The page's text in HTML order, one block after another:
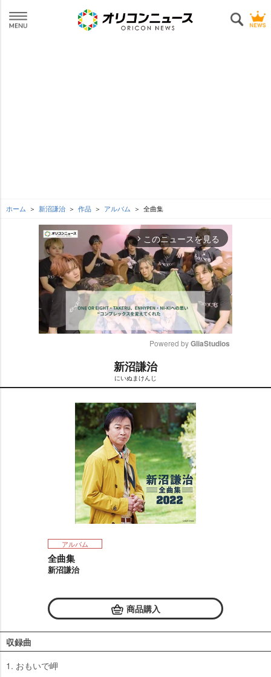
ホーム 新沼謙治 作品 アルバム 全曲集
arrow_forward_ios このニュースを見る
t
e
Powered by GliaStudios
新沼謙治
にいぬまけんじ
アルバム
全曲集
新沼謙治
商品購入
収録曲
1. おもいで岬